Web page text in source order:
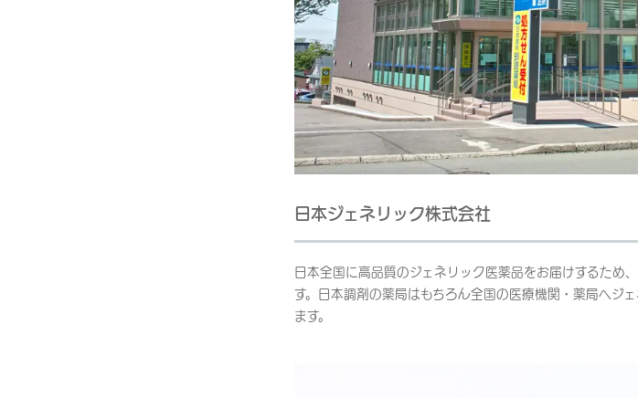
日本ジェネリック株式会社
日本全国に高品質のジェネリック医薬品をお届けするため
す。日本調剤の薬局はもちろん全国の医療機関・薬局へジ
ます。